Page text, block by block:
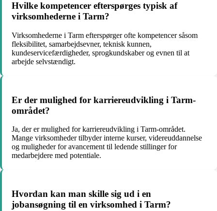
Hvilke kompetencer efterspørges typisk af
virksomhederne i Tarm?
Virksomhederne i Tarm efterspørger ofte kompetencer såsom
fleksibilitet, samarbejdsevner, teknisk kunnen,
kundeservicefærdigheder, sprogkundskaber og evnen til at
arbejde selvstændigt.
Er der mulighed for karriereudvikling i Tarm-
området?
Ja, der er mulighed for karriereudvikling i Tarm-området.
Mange virksomheder tilbyder interne kurser, videreuddannelse
og muligheder for avancement til ledende stillinger for
medarbejdere med potentiale.
Hvordan kan man skille sig ud i en
jobansøgning til en virksomhed i Tarm?